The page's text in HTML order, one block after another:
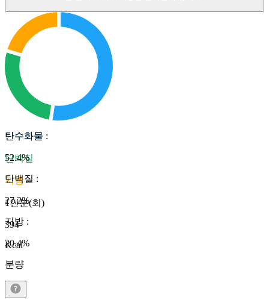
탄수화물
단백질
지방
1인분(회)
394
Kcal
탄수화물 :
52.4%
단백질 :
27.2%
지방 :
20.4%
분량